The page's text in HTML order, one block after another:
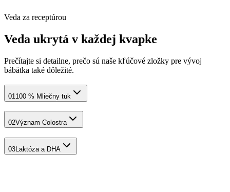
Veda za receptúrou
Veda ukrytá v každej kvapke
Prečítajte si detailne, prečo sú naše kľúčové zložky pre vývoj
bábätka také dôležité.
01 100 % Mliečny tuk
02Význam Colostra
03Laktóza a DHA